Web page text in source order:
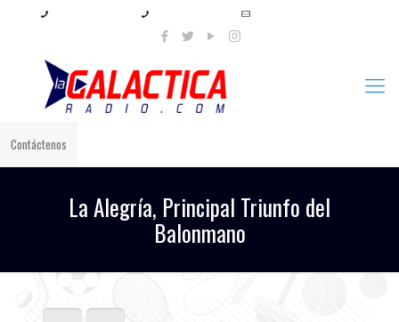
Contáctenos
La Alegría, Principal Triunfo del
Balonmano